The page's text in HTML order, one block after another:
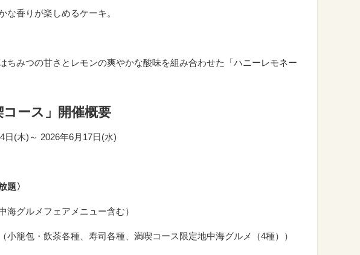
な香りが楽しめるケーキ。
ちみつの甘さとレモンの爽やかな酸味を組み合わせた「ハニーレモネー
コース」開催概要
日(木)～ 2026年6月17日(水)
題〉
海グルメフェアメニュー含む）
小籠包・飲茶各種、寿司各種、満喫コース限定地中海グルメ（4種））